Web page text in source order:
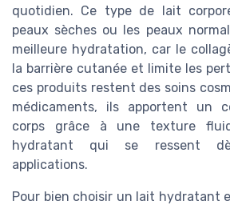
quotidien. Ce type de lait
peaux sèches ou les peaux
meilleure hydratation, car le
la barrière cutanée et limite les
ces produits restent des soins
médicaments, ils apportent un
corps grâce à une texture
hydratant qui se ressent
applications.
Pour bien choisir un lait hydratant